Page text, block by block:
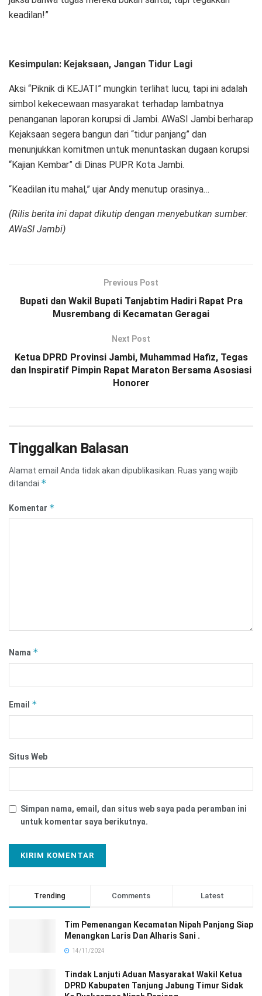
keadilan!”
Kesimpulan: Kejaksaan, Jangan Tidur Lagi
Aksi “Piknik di KEJATI” mungkin terlihat lucu, tapi ini adalah
simbol kekecewaan masyarakat terhadap lambatnya
penanganan laporan korupsi di Jambi. AWaSI Jambi berharap
Kejaksaan segera bangun dari “tidur panjang” dan
menunjukkan komitmen untuk menuntaskan dugaan korupsi
“Kajian Kembar” di Dinas PUPR Kota Jambi.
“Keadilan itu mahal,” ujar Andy menutup orasinya…
(Rilis berita ini dapat dikutip dengan menyebutkan sumber:
AWaSI Jambi)
Previous Post
Bupati dan Wakil Bupati Tanjabtim Hadiri Rapat Pra
Musrembang di Kecamatan Geragai
Next Post
Ketua DPRD Provinsi Jambi, Muhammad Hafiz, Tegas
dan Inspiratif Pimpin Rapat Maraton Bersama Asosiasi
Honorer
Tinggalkan Balasan
Alamat email Anda tidak akan dipublikasikan. Ruas yang wajib
ditandai *
Komentar *
Nama *
Email *
Situs Web
Simpan nama, email, dan situs web saya pada peramban ini
untuk komentar saya berikutnya.
Trending Comments Latest
Tim Pemenangan Kecamatan Nipah Panjang Siap
Menangkan Laris Dan Alharis Sani .
14/11/2024
Tindak Lanjuti Aduan Masyarakat Wakil Ketua
DPRD Kabupaten Tanjung Jabung Timur Sidak